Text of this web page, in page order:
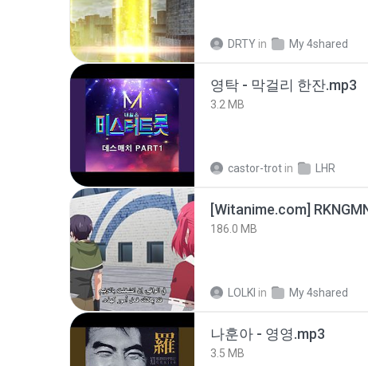
DRTY in My 4shared
영탁 - 막걸리 한잔.mp3
3.2 MB
castor-trot in LHR
186.0 MB
LOLKI in My 4shared
나훈아 - 영영.mp3
3.5 MB